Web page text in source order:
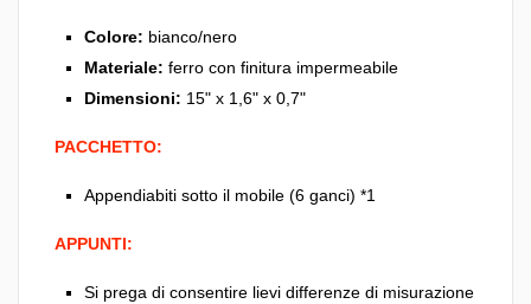
Colore: bianco/nero
Materiale: ferro con finitura impermeabile
Dimensioni: 15" x 1,6" x 0,7"
PACCHETTO:
Appendiabiti sotto il mobile (6 ganci) *1
APPUNTI:
Si prega di consentire lievi differenze di misurazione